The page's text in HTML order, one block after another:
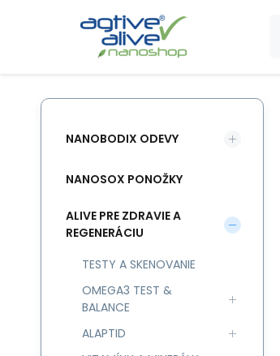
NANOBODIX ODEVY
NANOSOX PONOŽKY
ALIVE PRE ZDRAVIE A
REGENERÁCIU
TESTY A SKENOVANIE
OMEGA3 TEST &
BALANCE
ALAPTID